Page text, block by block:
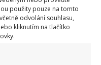
použity pouze na tomto
odvolání souhlasu,
kliknutím na tlačítko
oleje na savý papír a
koše nebo přilepte
odpadkového koše.
vůněmi. K těm